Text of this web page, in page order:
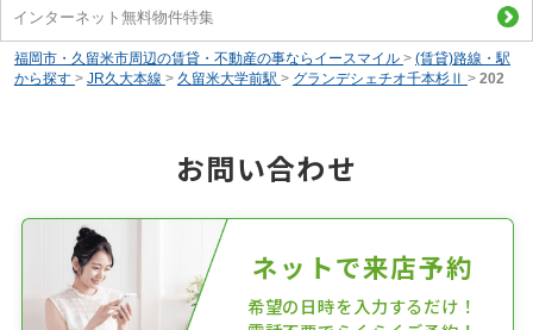
インターネット無料物件特集
福岡市・久留米市周辺の賃貸・不動産の事ならイースマイル > (賃貸)路線・駅
から探す > JR久大本線 > 久留米大学前駅 > グランデシェチオ千本杉Ⅱ > 202
お問い合わせ
ネットで来店予約
希望の日時を入力するだけ！